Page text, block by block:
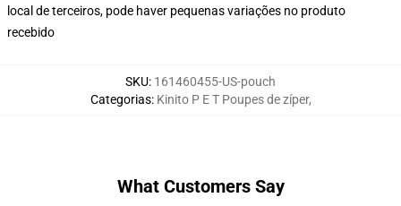
local de terceiros, pode haver pequenas variações no produto
recebido
SKU: 161460455-US-pouch
Categorias: Kinito P E T Poupes de zíper,
What Customers Say